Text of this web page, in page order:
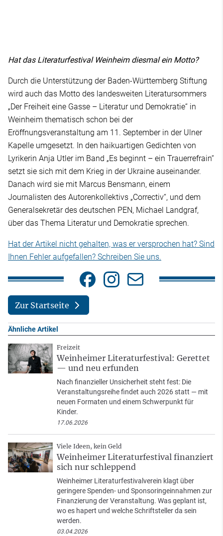
Hat das Literaturfestival Weinheim diesmal ein Motto?
Durch die Unterstützung der Baden-Württemberg Stiftung
wird auch das Motto des landesweiten Literatursommers
„Der Freiheit eine Gasse – Literatur und Demokratie“ in
Weinheim thematisch schon bei der
Eröffnungsveranstaltung am 11. September in der Ulner
Kapelle umgesetzt. In den haikuartigen Gedichten von
Lyrikerin Anja Utler im Band „Es beginnt – ein Trauerrefrain“
setzt sie sich mit dem Krieg in der Ukraine auseinander.
Danach wird sie mit Marcus Bensmann, einem
Journalisten des Autorenkollektivs „Correctiv“, und dem
Generalsekretär des deutschen PEN, Michael Landgraf,
über das Thema Literatur und Demokratie sprechen.
Hat der Artikel nicht gehalten, was er versprochen hat? Sind
Ihnen Fehler aufgefallen? Schreiben Sie uns.
Zur Startseite
Ähnliche Artikel
Freizeit
Weinheimer Literaturfestival: Gerettet
— und neu erfunden
Nach finanzieller Unsicherheit steht fest: Die
Veranstaltungsreihe findet auch 2026 statt — mit
neuen Formaten und einem Schwerpunkt für
Kinder.
17.06.2026
Viele Ideen, kein Geld
Weinheimer Literaturfestival finanziert
sich nur schleppend
Weinheimer Literaturfestivalverein klagt über
geringere Spenden- und Sponsoringeinnahmen zur
Finanzierung der Veranstaltung. Was geplant ist,
wo es hapert und welche Schriftsteller da sein
werden.
03.04.2026